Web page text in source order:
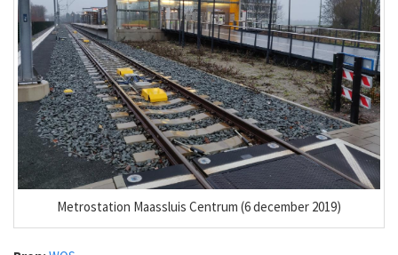
Metrostation Maassluis Centrum (6 december 2019)